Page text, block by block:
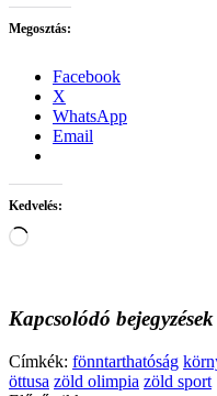
Megosztás:
Facebook
X
WhatsApp
Email
Kedvelés:
Loading…
Kapcsolódó bejegyzések
Címkék: fönntarthatóság
öttusa zöld olimpia zöld sport